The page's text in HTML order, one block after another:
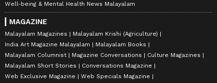
Well-being & Mental Health News Malayalam
MAGAZINE
Malayalam Magazines
Malayalam Krishi (Agriculture)
India Art Magazine Malayalam
Malayalam Books
Malayalam Columnist
Magazine Conversations
Culture Magazines
Malayalam Short Stories
Conversations Magazine
Web Exclusive Magazine
Web Specials Magazine